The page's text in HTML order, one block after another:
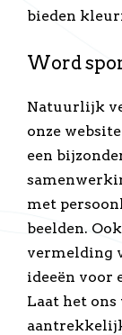
bieden
Word
Natuurlijk
onze
een
met
beelden.
vermelding
ideeën voor
Laat het ons